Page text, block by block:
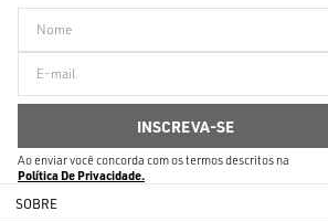
Ao enviar você concorda com os termos descritos na
Política De Privacidade
SOBRE